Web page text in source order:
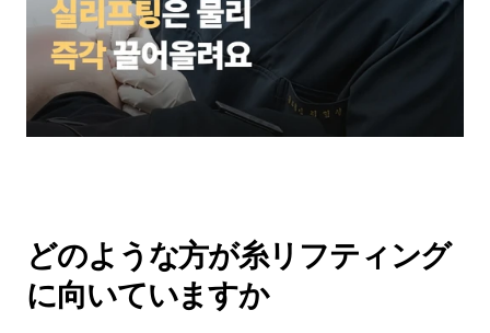
どのような方が糸リフティング
に向いていますか